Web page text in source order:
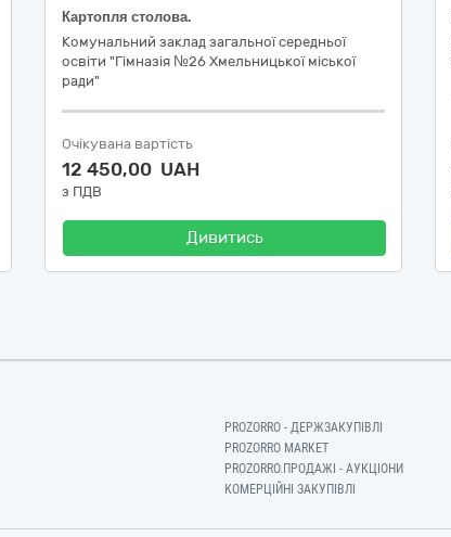
Картопля столова.
Комунальний заклад загальної середньої
освіти "Гімназія №26 Хмельницької міської
ради"
Очікувана вартість
12 450,00 UAH
з ПДВ
Дивитись
PROZORRO - ДЕРЖЗАКУПІВЛІ
PROZORRO MARKET
PROZORRO.ПРОДАЖІ - АУКЦІОНИ
КОМЕРЦІЙНІ ЗАКУПІВЛІ